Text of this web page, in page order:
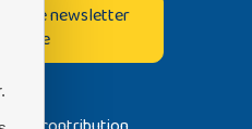
notre newsletter